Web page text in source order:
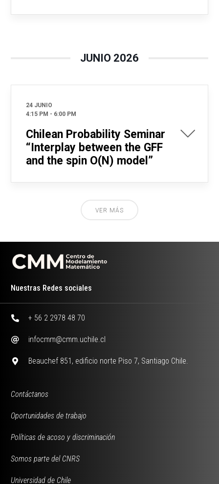
JUNIO 2026
24 JUNIO
4:15 PM - 6:00 PM
Chilean Probability Seminar
“Interplay between the GFF
and the spin O(N) model”
VER MÁS
Nuestras Redes sociales
+ 56 2 2978 48 70
infocmm@cmm.uchile.cl
Beauchef 851, edificio norte Piso 7, Santiago Chile.
Contáctanos
Oportunidades de trabajo
Políticas de acoso y discriminación
Somos parte del CNRS
Universidad de Chile